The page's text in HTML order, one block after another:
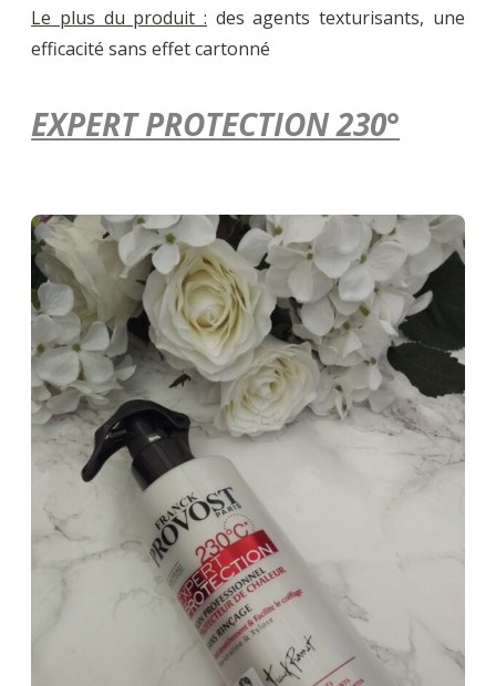
Le plus du produit : des agents texturisants, une
efficacité sans effet cartonné
EXPERT PROTECTION 230°